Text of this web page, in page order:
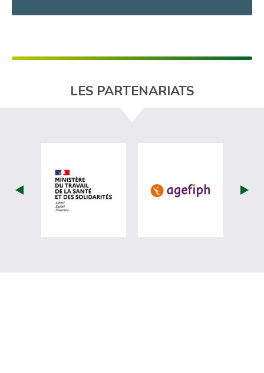
LES PARTENARIATS
visiter les site de Ministère du travail
visiter les